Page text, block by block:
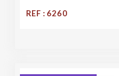
REF : 6260